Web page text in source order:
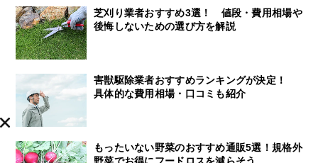
芝刈り業者おすすめ3選！ 値段・費用相場や
後悔しないための選び方を解説
害獣駆除業者おすすめランキングが決定！
具体的な費用相場・口コミも紹介
もったいない野菜のおすすめ通販5選！規格外